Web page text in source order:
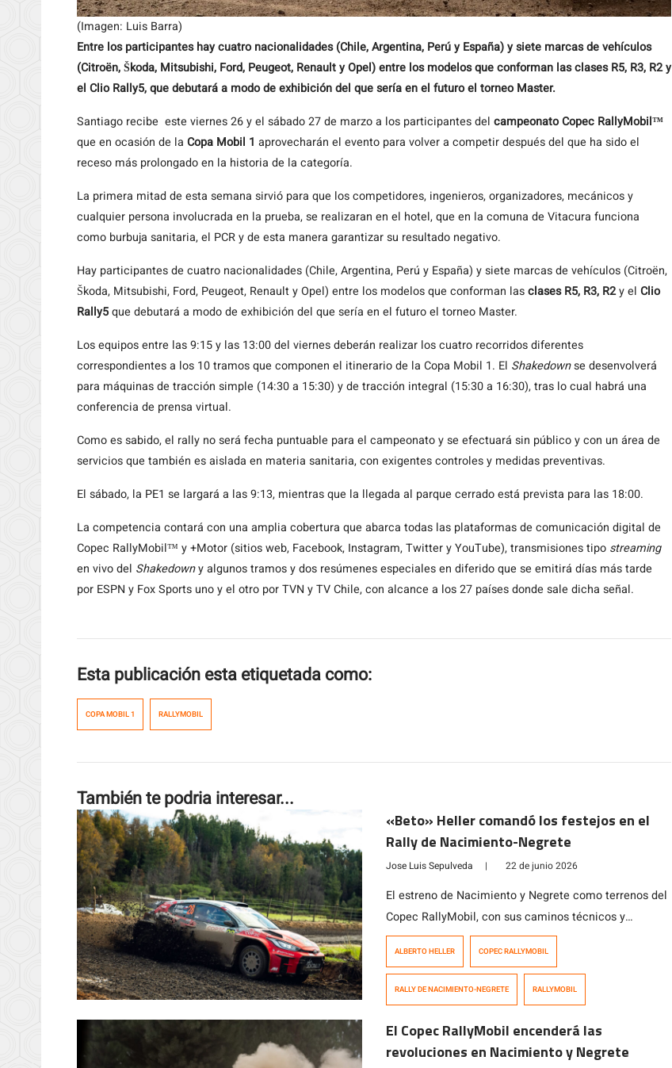
(Imagen: Luis Barra)
Entre los participantes hay cuatro nacionalidades (Chile, Argentina, Perú y España) y siete marcas de vehículos
(Citroën, Škoda, Mitsubishi, Ford, Peugeot, Renault y Opel) entre los modelos que conforman las clases R5, R3, R2 y
el Clio Rally5, que debutará a modo de exhibición del que sería en el futuro el torneo Master.
Santiago recibe este viernes 26 y el sábado 27 de marzo a los participantes del campeonato Copec RallyMobil™
que en ocasión de la Copa Mobil 1 aprovecharán el evento para volver a competir después del que ha sido el
receso más prolongado en la historia de la categoría.
La primera mitad de esta semana sirvió para que los competidores, ingenieros, organizadores, mecánicos y
cualquier persona involucrada en la prueba, se realizaran en el hotel, que en la comuna de Vitacura funciona
como burbuja sanitaria, el PCR y de esta manera garantizar su resultado negativo.
Hay participantes de cuatro nacionalidades (Chile, Argentina, Perú y España) y siete marcas de vehículos (Citroën,
Škoda, Mitsubishi, Ford, Peugeot, Renault y Opel) entre los modelos que conforman lasclases R5, R3, R2y el Clio
Rally5que debutará a modo de exhibición del que sería en el futuro el torneo Master.
Los equipos entre las 9:15 y las 13:00 del viernes deberán realizar los cuatro recorridos diferentes
correspondientes a los 10 tramos que componen el itinerario de la Copa Mobil 1. El Shakedownse desenvolverá
para máquinas de tracción simple (14:30 a 15:30) y de tracción integral (15:30 a 16:30), tras lo cual habrá una
conferencia de prensa virtual.
Como es sabido, el rally no será fecha puntuable para el campeonato y se efectuará sin público y con un área de
servicios que también es aislada en materia sanitaria, con exigentes controles y medidas preventivas.
El sábado, la PE1 se largará a las 9:13, mientras que la llegada al parque cerrado está prevista para las 18:00.
La competencia contará con una amplia cobertura que abarca todas las plataformas de comunicación digital de
Copec RallyMobil™ y +Motor (sitios web, Facebook, Instagram, Twitter y YouTube), transmisiones tipo streaming
en vivo del Shakedowny algunos tramos y dos resúmenes especiales en diferido que se emitirá días más tarde
por ESPN y Fox Sports uno y el otro por TVN y TV Chile, con alcance a los 27 países donde sale dicha señal.
Esta publicación esta etiquetada como:
COPA MOBIL 1 RALLYMOBIL
También te podria interesar...
«Beto» Heller comandó los festejos en el
Rally de Nacimiento-Negrete
Jose Luis Sepulveda | 22 de junio 2026
El estreno de Nacimiento y Negrete como terrenos del
Copec RallyMobil, con sus caminos técnicos y
constantes cambios meteorológicos (incluyendo
celebración del día del padre que terminó a nivel
deportivo con las victorias de Alberto Heller (RC2),
Ignacio Gardiol (RC3), […]
ALBERTO HELLER COPEC RALLYMOBIL
RALLY DE NACIMIENTO-NEGRETE RALLYMOBIL
El Copec RallyMobil encenderá las
revoluciones en Nacimiento y Negrete